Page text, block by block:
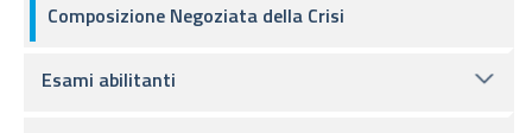
Composizione Negoziata della Crisi
Esami abilitanti